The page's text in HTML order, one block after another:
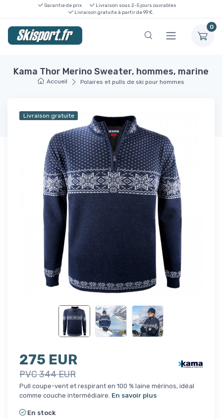
Garantie de prix
Livraison sous 2-5 jours ouvrables
Livraison gratuite à partir de 99 €.
0
Kama Thor Merino Sweater, hommes, marine
Accueil Polaires et pulls de ski pour hommes
Livraison gratuite
275 EUR
PVC 344 EUR
Pull coupe-vent et respirant en 100 % laine mérinos, idéal
comme couche intermédiaire. En savoir plus
En stock